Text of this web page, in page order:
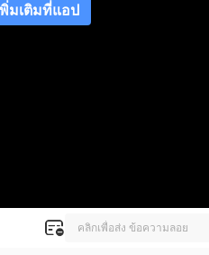
มเติมที่แอป